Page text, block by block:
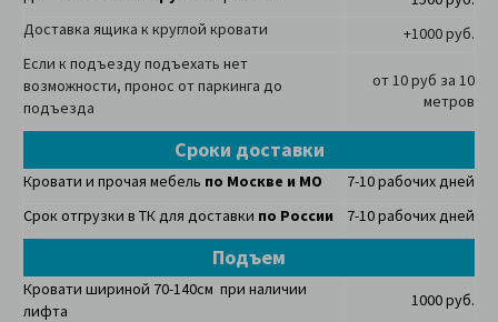
Доставка ящика к круглой кровати
+1000 руб.
Если к подъезду подъехать нет
возможности, пронос от паркинга до
подъезда
от 10 руб за 10
метров
Сроки доставки
Кровати и прочая мебель по Москве и МО
7-10 рабочих дней
Срок отгрузки в ТК для доставки по России 7-10 рабочих дней
Подъем
Кровати шириной 70-140см при наличии
лифта
1000 руб.